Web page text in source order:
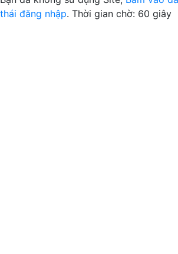
thái đăng nhập. Thời gian chờ: 60 giây